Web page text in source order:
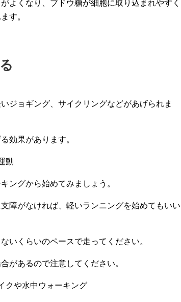
よくなり、ブドウ糖が細胞に取り込まれやすく
す。
ジョギング、サイクリングなどがあげられま
効果があります。
動
ングから始めてみましょう。
障がなければ、軽いランニングを始めてもいい
いくらいのペースで走ってください。
があるので注意してください。
クや水中ウォーキング